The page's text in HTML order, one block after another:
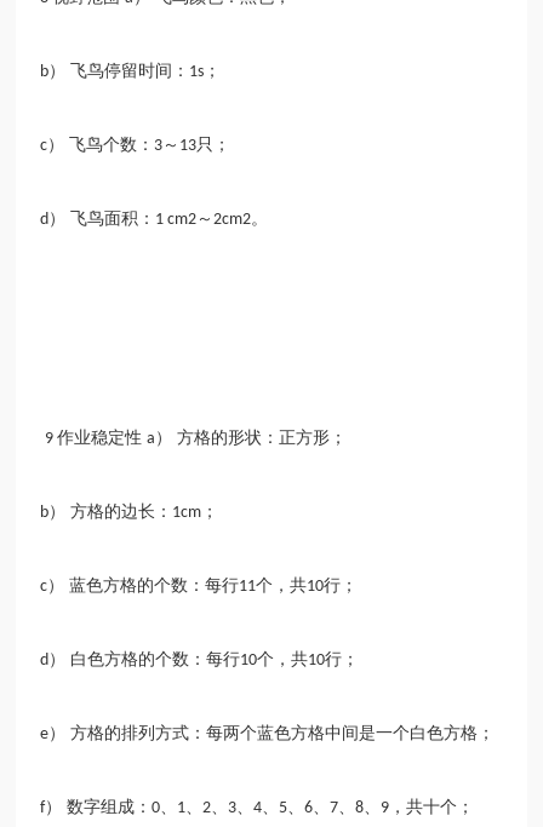
b） 飞鸟停留时间： 1s ；
c） 飞鸟个数： 3 ～ 13只；
d ） 飞鸟面积： 1 cm2 ～ 2cm2。
9作业稳定性a ） 方格的形状：正方形；
b） 方格的边长： 1cm ；
c） 蓝色方格的个数：每行11个，共10行；
d ） 白色方格的个数：每行10个，共10行；
e） 方格的排列方式：每两个蓝色方格中间是一个白色方格；
f） 数字组成：0 1 2 3 、4 5 、6 、7 、8 9 ，共十个；